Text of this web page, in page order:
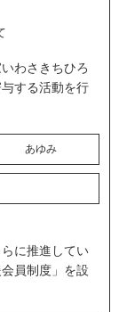
わさきちひろ
する活動を行
あゆみ
に推進してい
員制度」を設